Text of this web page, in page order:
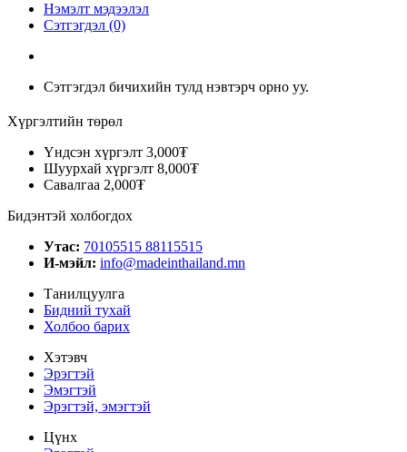
Нэмэлт мэдээлэл
Сэтгэгдэл (0)
Сэтгэгдэл бичихийн тулд нэвтэрч орно уу.
Хүргэлтийн төрөл
Үндсэн хүргэлт 3,000₮
Шуурхай хүргэлт 8,000₮
Савалгаа 2,000₮
Бидэнтэй холбогдох
Утас: 70105515 88115515
И-мэйл: info@madeinthailand.mn
Танилцуулга
Бидний тухай
Холбоо барих
Хэтэвч
Эрэгтэй
Эмэгтэй
Эрэгтэй, эмэгтэй
Цүнх